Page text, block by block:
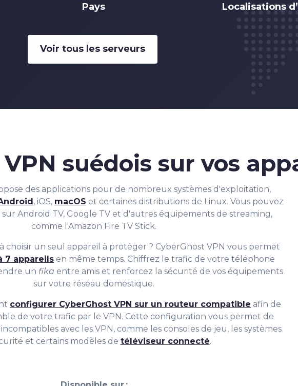
Pays Localisations
Voir tous les serveurs
suédois sur vos
des applications pour de nombreux systèmes d'exploitation,
, iOS, macOS et certaines distributions de Linux. Vous pouvez
Android TV, Google TV et d'autres équipements de streaming,
comme l'Amazon Fire TV Stick.
choisir un seul appareil à protéger ? CyberGhost VPN vous permet
7 appareils en même temps. Chiffrez le trafic de votre téléphone
un fika entre amis et renforcez la sécurité de vos équipements
sur votre réseau domestique.
configurer CyberGhost VPN sur un routeur compatible afin de
de votre trafic par le VPN. Cette configuration vous permet de
avec les VPN, comme les consoles de jeu, les systèmes
et certains modèles de téléviseur connecté.